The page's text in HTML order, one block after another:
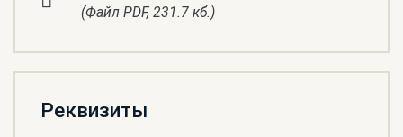
(Файл PDF, 231.7 кб.)
Реквизиты